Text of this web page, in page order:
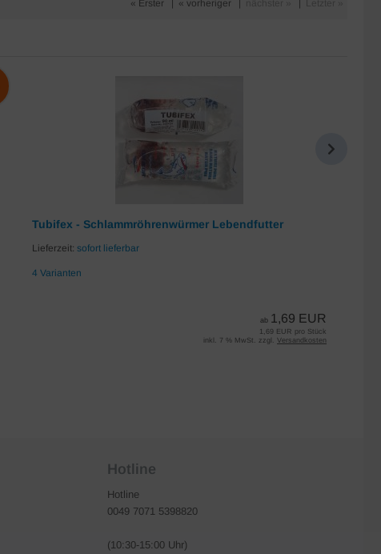
« Erster « vorheriger
Tubifex - Schlammröhrenwürmer Lebendfutter
Lieferzeit: sofort lieferbar
4 Varianten
ab 1,69 EUR
1,69 EUR pro Stück
inkl. 7 % MwSt. zzgl. Versandkosten
Hotline
Hotline
0049 7071 5398820
(10:30-15:00 Uhr)